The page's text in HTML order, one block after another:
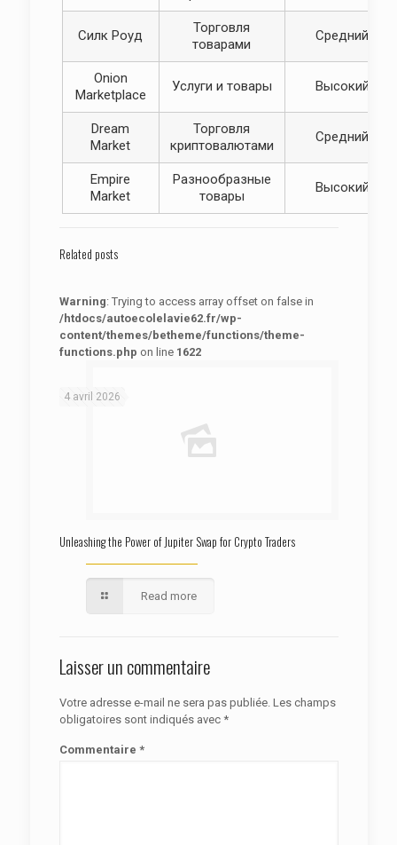
Силк Роуд
Торговля
товарами
Средний
Оnion
Marketplace
Услуги и товары Высокий
Dream
Market
Торговля
криптовалютами
Средний
Empire
Market
Разнообразные
товары
Высокий
Related posts
Warning: Trying to access array offset on false in
/htdocs/autoecolelavie62.fr/wp-
content/themes/betheme/functions/theme-
functions.php on line 1622
4 avril 2026
Unleashing the Power of Jupiter Swap for Crypto Traders
Read more
Laisser un commentaire
Votre adresse e-mail ne sera pas publiée. Les champs
obligatoires sont indiqués avec *
Commentaire *